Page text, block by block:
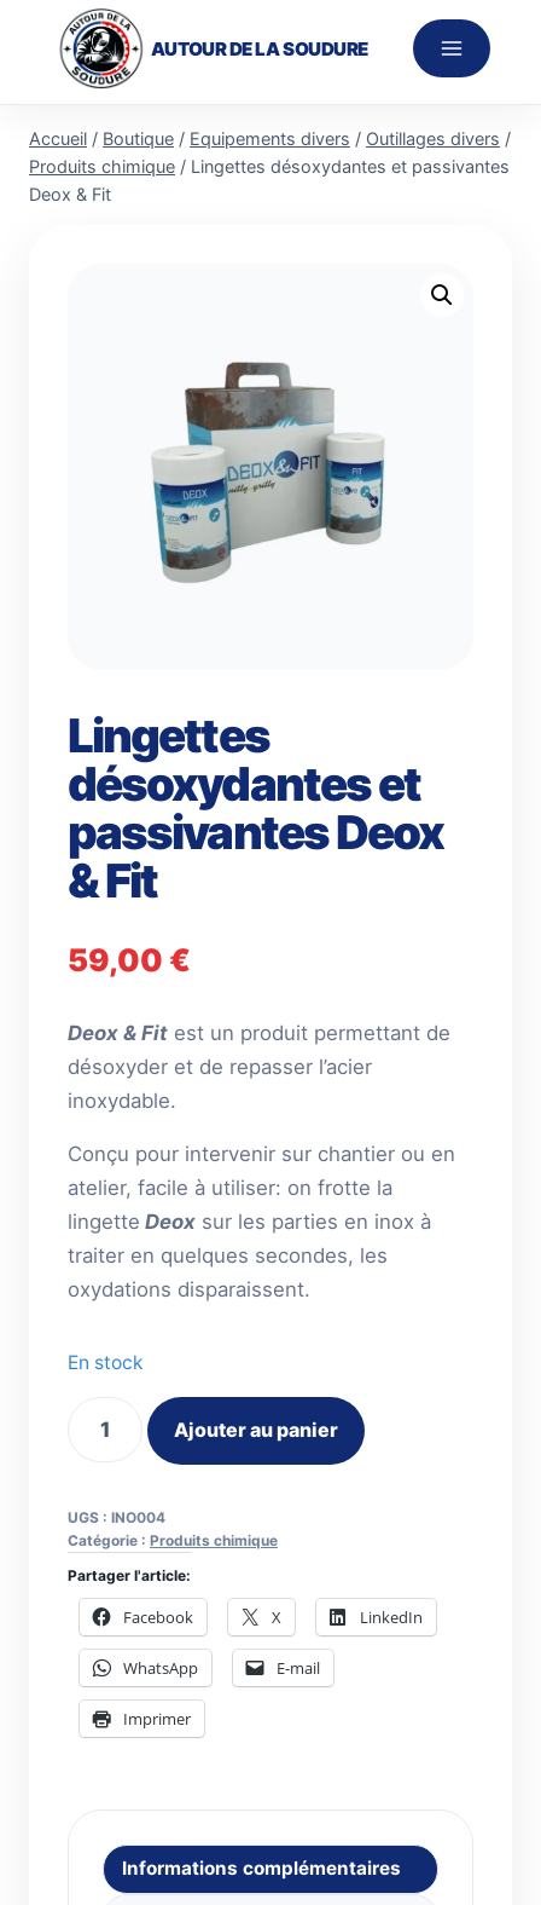
contenu
AUTOUR DE LA SOUDURE
Accueil / Boutique / Equipements divers / Outillages divers /
Produits chimique / Lingettes désoxydantes et passivantes
Deox & Fit
Lingettes
désoxydantes et
passivantes Deox
& Fit
59,00 €
Deox & Fit est un produit permettant de
désoxyder et de repasser l’acier
inoxydable.
Conçu pour intervenir sur chantier ou en
atelier, facile à utiliser: on frotte la
lingette Deox sur les parties en inox à
traiter en quelques secondes, les
oxydations disparaissent.
En stock
désoxydantes
et
passivantes
Deox
&
Ajouter au panier
UGS : INO004
Catégorie : Produits chimique
Partager l'article:
Facebook X LinkedIn
WhatsApp E-mail
Imprimer
Informations complémentaires